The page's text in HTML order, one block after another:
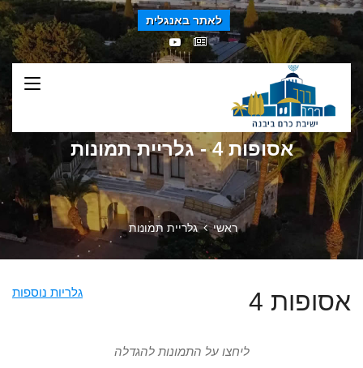
לאתר באנגלית
אסופות 4 - גלריית תמונות
ראשי גלריית תמונות
גלריות נוספות אסופות 4
ליחצו על התמונות להגדלה